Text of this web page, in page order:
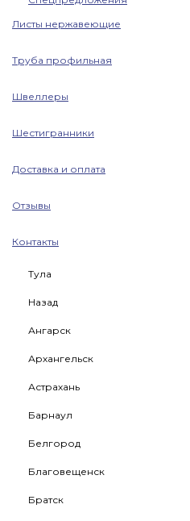
Листы нержавеющие
Труба профильная
Швеллеры
Шестигранники
Доставка и оплата
Отзывы
Контакты
Тула
Назад
Ангарск
Архангельск
Астрахань
Барнаул
Белгород
Благовещенск
Братск